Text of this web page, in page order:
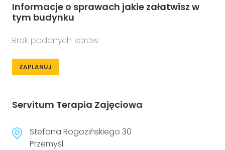
Informacje o sprawach jakie załatwisz w
tym budynku
Brak podanych spraw
ZAPLANUJ
Servitum Terapia Zajęciowa
Stefana Rogozińskiego 30
Przemyśl